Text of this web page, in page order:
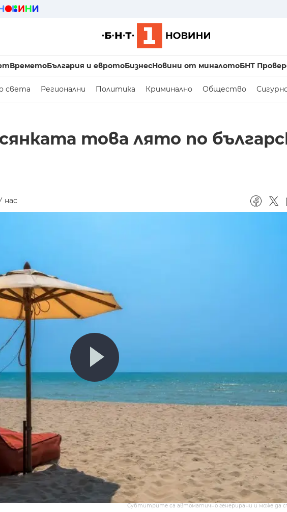
ВреметоБългария и евротоБизнесНовини от миналотоБНТ
света Регионални Политика Криминално Общество
това лято по
нас
Субтитрите са автоматично генерирани и може да